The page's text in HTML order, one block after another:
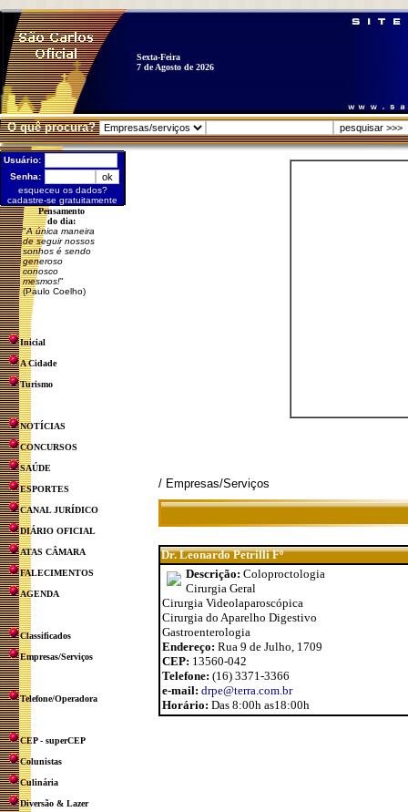
Sexta-Feira
7 de Agosto de 2026
O quê procura?
Usuário:
Senha:
esqueceu os dados?
cadastre-se gratuitamente
Pensamento
do dia:
"A única maneira
de seguir nossos
sonhos é sendo
generoso
conosco
mesmos!"
(Paulo Coelho)
Inicial
A Cidade
Turismo
NOTÍCIAS
CONCURSOS
SAÚDE
ESPORTES
CANAL JURÍDICO
DIÁRIO OFICIAL
ATAS CÂMARA
FALECIMENTOS
AGENDA
Classificados
Empresas/Serviços
Telefone/Operadora
CEP - superCEP
Colunistas
Culinária
Diversão & Lazer
/ Empresas/Serviços
Dr. Leonardo Petrilli Fº
Descrição: Coloproctologia
Cirurgia Geral
Cirurgia Videolaparoscópica
Cirurgia do Aparelho Digestivo
Gastroenterologia
Endereço: Rua 9 de Julho, 1709
CEP: 13560-042
Telefone: (16) 3371-3366
e-mail: drpe@terra.com.br
Horário: Das 8:00h as18:00h